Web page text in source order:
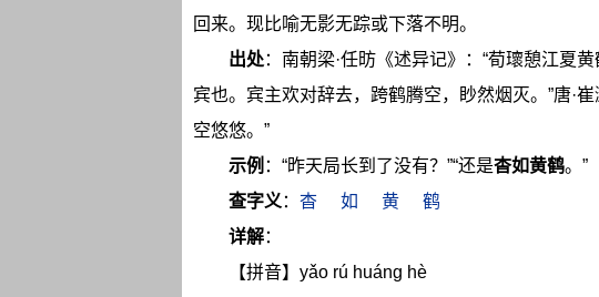
回来。现比喻无影无踪或下落不明。
出处：南朝梁·任昉《述异记》：“荀瓌憩江夏
宾也。宾主欢对辞去，跨鹤腾空，眇然烟灭。”唐·
空悠悠。”
示例 ：“昨天局长到了没有？”“还是杳如黄鹤。”
查字义： 杳 如 黄
鹤
详解：
【拼音】yǎo rú huáng hè